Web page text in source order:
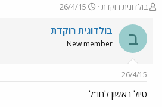
פ
ו
ת
ח
ה
ש
א
בולדוגית רוקדת
פ
ו
ר
ם
26/4/15
ב בולדוגית רוקדת
New member
26/4/15
טיול ראשון לחו"ל